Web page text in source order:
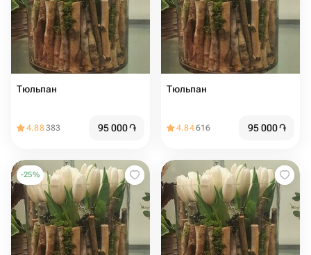
Тюльпан
4.88383 95 000֏
Тюльпан
4.84616 95 000֏
-25%